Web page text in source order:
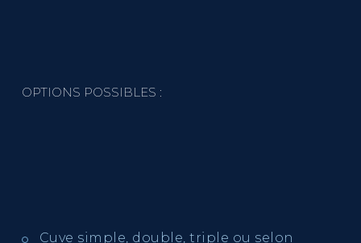
OPTIONS POSSIBLES :
Cuve simple, double, triple ou selon